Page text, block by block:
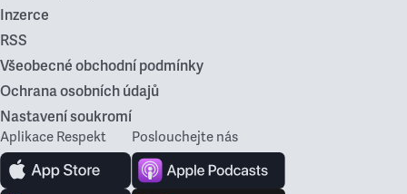
Inzerce
RSS
Všeobecné obchodní podmínky
Ochrana osobních údajů
Nastavení soukromí
Aplikace Respekt Poslouchejte nás